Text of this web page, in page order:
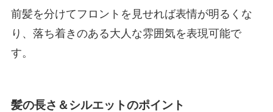
前髪を分けてフロントを見せれば表情が明るくな
り、落ち着きのある大人な雰囲気を表現可能で
す。
髪の長さ＆シルエットのポイント